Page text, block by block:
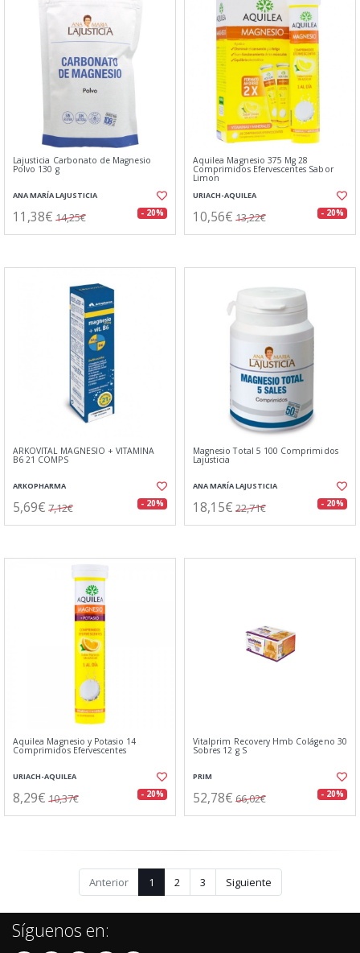
Lajusticia Carbonato de Magnesio
Polvo 130 g
ANA MARÍA LAJUSTICIA
11,38€ 14,25€ - 20%
Aquilea Magnesio 375 Mg 28
Comprimidos Efervescentes Sabor
Limon
URIACH-AQUILEA
10,56€ 13,22€ - 20%
ARKOVITAL MAGNESIO + VITAMINA
B6 21 COMPS
ARKOPHARMA
5,69€ 7,12€ - 20%
Magnesio Total 5 100 Comprimidos
Lajusticia
ANA MARÍA LAJUSTICIA
18,15€ 22,71€ - 20%
Aquilea Magnesio y Potasio 14
Comprimidos Efervescentes
URIACH-AQUILEA
8,29€ 10,37€ - 20%
Vitalprim Recovery Hmb Colágeno 30
Sobres 12 g S
PRIM
52,78€ 66,02€ - 20%
Anterior 1 2 3 Siguiente
Síguenos en: